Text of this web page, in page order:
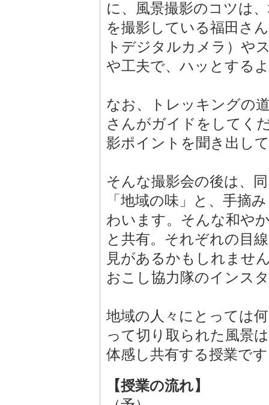
に、風景撮影のコツは
を撮影している福田さ
トデジタルカメラ）や
や工夫で、ハッとする
なお、トレッキングの
さんがガイドをしてく
影ポイントを聞き出し
そんな撮影会の後は、
「地域の味」と、手摘
わいます。そんな和や
と共有。それぞれの目
見があるかもしれませ
おこし協力隊のインス
地域の人々にとっては
って切り取られた風景
体感し共有する授業で
【授業の流れ】